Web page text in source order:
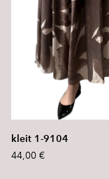
kleit 1-9104
44,00 €